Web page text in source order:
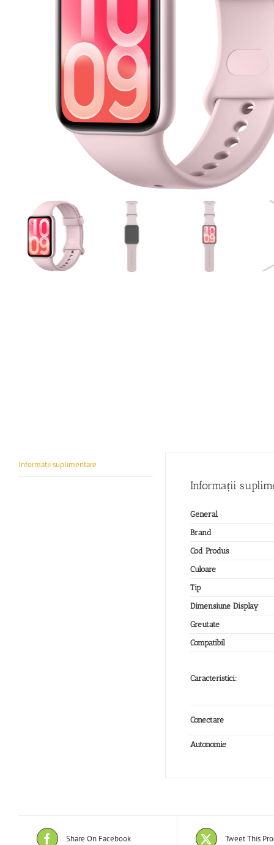
Informații suplimentare
Informații
General
Brand
Cod Produs
Culoare
Tip
Dimensiune Display
Greutate
Compatibil
Caracteristici:
Conectare
Autonomie
Share On Facebook Tweet This